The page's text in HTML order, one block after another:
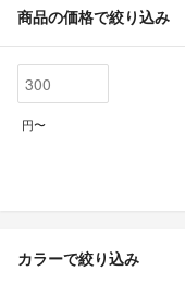
商品の価格で絞り込み
円〜
カラーで絞り込み